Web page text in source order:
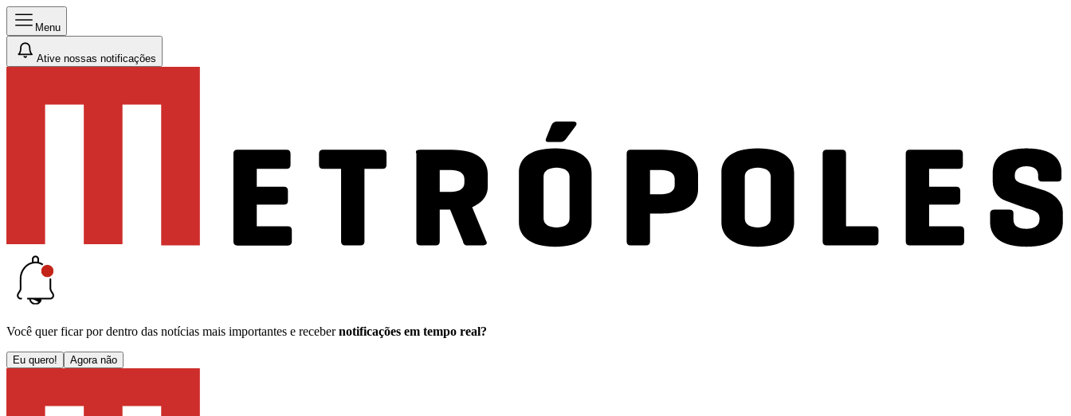
Menu
Ative nossas notificações
Você quer ficar por dentro das notícias mais importantes e receber notificações em tempo real?
Eu quero! Agora não